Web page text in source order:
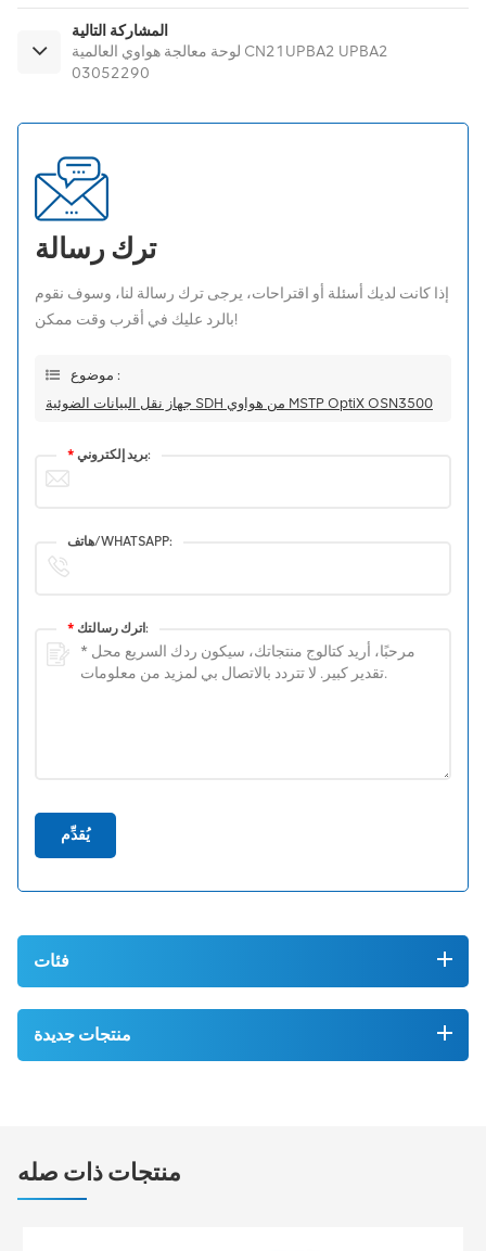
المشاركة التالية
لوحة معالجة هواوي العالمية CN21UPBA2 UPBA2
03052290
ترك رسالة
إذا كانت لديك أسئلة أو اقتراحات، يرجى ترك رسالة لنا، وسوف نقوم
بالرد عليك في أقرب وقت ممكن!
موضوع :
جهاز نقل البيانات الضوئية SDH من هواوي MSTP OptiX OSN3500
* بريد إلكتروني:
هاتف/WHATSAPP:
* اترك رسالتك:
يُقدِّم
فئات
منتجات جديدة
منتجات ذات صله